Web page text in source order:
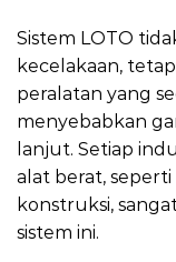
Sistem LOTO
kecelakaan,
peralatan yang
menyebabkan
lanjut. Setiap
alat berat,
konstruksi,
sistem ini.